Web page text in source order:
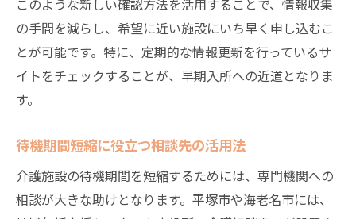
このような新しい確認方法を活用することで、情報収集
の手間を減らし、希望に近い施設にいち早く申し込むこ
とが可能です。特に、定期的な情報更新を行っているサ
イトをチェックすることが、早期入所への近道となりま
す。
待機期間短縮に役立つ相談先の活用法
介護施設の待機期間を短縮するためには、専門機関への
相談が大きな助けとなります。平塚市や海老名市には、